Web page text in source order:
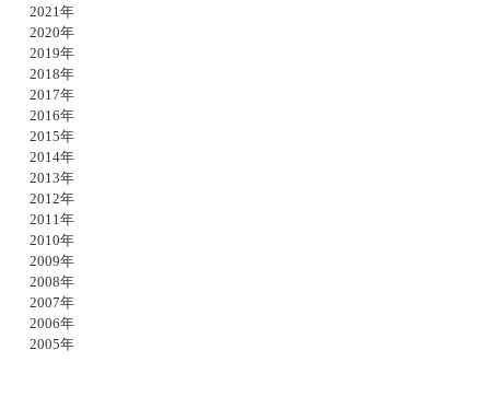
2021年
2020年
2019年
2018年
2017年
2016年
2015年
2014年
2013年
2012年
2011年
2010年
2009年
2008年
2007年
2006年
2005年